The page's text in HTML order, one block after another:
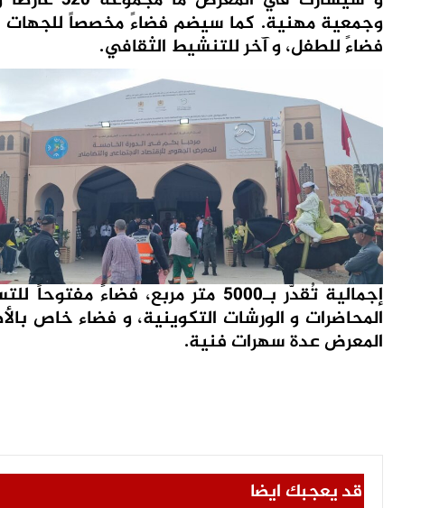
وجمعية مهنية. كما سيضم فضاءً مخصصاً للجهات
فضاءً للطفل، و آخر للتنشيط الثقافي.
إجمالية تُقدّر بـ5000 متر
المحاضرات و الورشات التكوينية، و فضاء خاص
المعرض عدة سهرات فنية.
قد يعجبك ايضا